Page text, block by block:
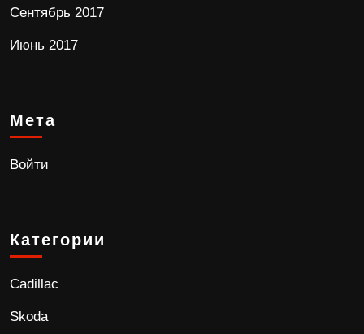
Сентябрь 2017
Июнь 2017
Мета
Войти
Категории
Cadillac
Skoda